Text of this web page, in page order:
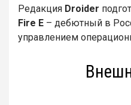
Редакция Droider
Fire E – дебютный в
управлением